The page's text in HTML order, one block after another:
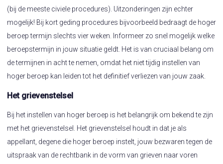
(bij de meeste civiele procedures). Uitzonderingen zijn echter
mogelijk! Bij kort geding procedures bijvoorbeeld bedraagt de hoger
beroep termijn slechts vier weken. Informeer zo snel mogelijk welke
beroepstermijn in jouw situatie geldt. Het is van cruciaal belang om
de termijnen in acht te nemen, omdat het niet tijdig instellen van
hoger beroep kan leiden tot het definitief verliezen van jouw zaak.
Het grievenstelsel
Bij het instellen van hoger beroep is het belangrijk om bekend te zijn
met het grievenstelsel. Het grievenstelsel houdt in dat je als
appellant, degene die hoger beroep instelt, jouw bezwaren tegen de
uitspraak van de rechtbank in de vorm van grieven naar voren